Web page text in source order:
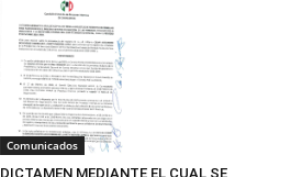
Comunicados
DICTAMEN MEDIANTE EL CUAL SE